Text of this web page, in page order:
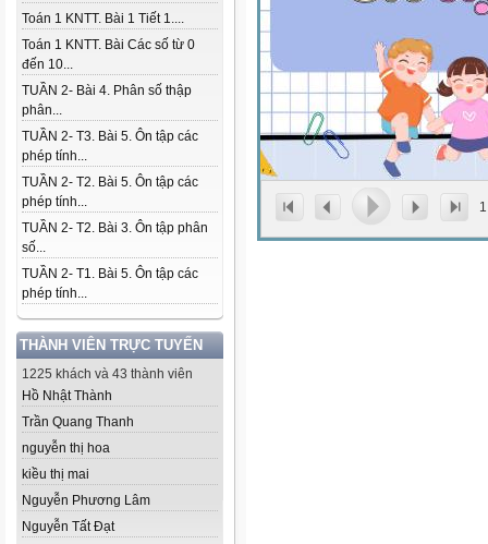
Toán 1 KNTT. Bài 1 Tiết 1....
Toán 1 KNTT. Bài Các số từ 0
đến 10...
TUẦN 2- Bài 4. Phân số thập
phân...
TUẦN 2- T3. Bài 5. Ôn tập các
phép tính...
TUẦN 2- T2. Bài 5. Ôn tập các
phép tính...
TUẦN 2- T2. Bài 3. Ôn tập phân
số...
TUẦN 2- T1. Bài 5. Ôn tập các
phép tính...
THÀNH VIÊN TRỰC TUYẾN
1225 khách và 43 thành viên
Hồ Nhật Thành
Trần Quang Thanh
nguyễn thị hoa
kiều thị mai
Nguyễn Phương Lâm
Nguyễn Tất Đạt
1